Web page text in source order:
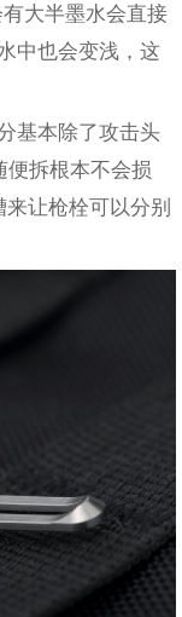
大半墨水会直接
中也会变浅，这
基本除了攻击头
便拆根本不会损
让枪栓可以分别